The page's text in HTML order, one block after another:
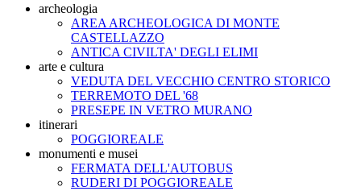
archeologia
AREA ARCHEOLOGICA DI MONTE
CASTELLAZZO
ANTICA CIVILTA' DEGLI ELIMI
arte e cultura
VEDUTA DEL VECCHIO CENTRO STORICO
TERREMOTO DEL '68
PRESEPE IN VETRO MURANO
itinerari
POGGIOREALE
monumenti e musei
FERMATA DELL'AUTOBUS
RUDERI DI POGGIOREALE